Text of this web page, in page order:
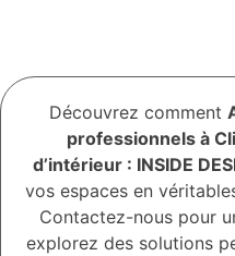
Découvrez comment
professionnels à
d’intérieur : INSIDE
vos espaces en
Contactez-nous pour
explorez des solutions